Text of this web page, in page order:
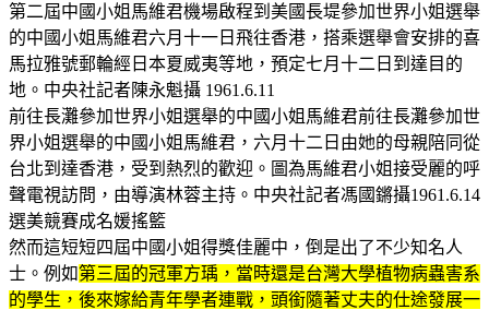
第二屆中國小姐馬維君機場啟程到美國長堤參加世界小姐選舉
的中國小姐馬維君六月十一日飛往香港，搭乘選舉會安排的喜
馬拉雅號郵輪經日本夏威夷等地，預定七月十二日到達目的
地。中央社記者陳永魁攝 1961.6.11
前往長灘參加世界小姐選舉的中國小姐馬維君前往長灘參加世
界小姐選舉的中國小姐馬維君，六月十二日由她的母親陪同從
台北到達香港，受到熱烈的歡迎。圖為馬維君小姐接受麗的呼
聲電視訪問，由導演林蓉主持。中央社記者馮國鏘攝1961.6.14
選美競賽成名媛搖籃
然而這短短四屆中國小姐得獎佳麗中，倒是出了不少知名人
士。例如第三屆的冠軍方瑀，當時還是台灣大學植物病蟲害系
的學生，後來嫁給青年學者連戰，頭銜隨著丈夫的仕途發展一